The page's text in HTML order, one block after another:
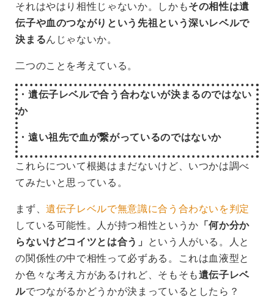
それはやはり相性じゃないか。しかもその相性は遺
伝子や血のつながりという先祖という深いレベルで
決まるんじゃないか。
二つのことを考えている。
・遺伝子レベルで合う合わないが決まるのではない
か
・遠い祖先で血が繋がっているのではないか
これらについて根拠はまだないけど、いつかは調べ
てみたいと思っている。
まず、遺伝子レベルで無意識に合う合わないを判定
している可能性。人が持つ相性というか 「何か分か
らないけどコイツとは合う」
という人がいる。人と
の関係性の中で相性って必ずある。これは血液型と
か色々な考え方があるけれど、そもそも遺伝子レベ
ルでつながるかどうかが決まっているとしたら？